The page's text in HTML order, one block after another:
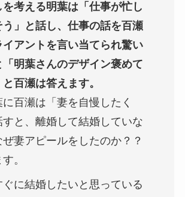
を考える明葉は「仕事が忙し
う」と話し、仕事の話を百瀬
イアントを言い当てられ驚い
明葉さんのデザイン褒めて
百瀬は答えます。
百瀬は「妻を自慢したく
すと、離婚して結婚していな
妻アピールをしたのか？？
。
ぐに結婚したいと思っている